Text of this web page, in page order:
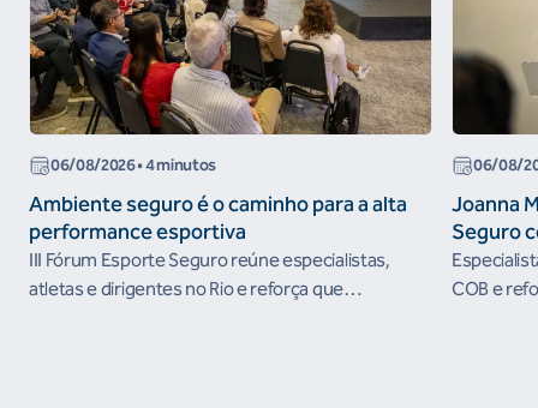
06/08/2026• 4 minutos
Ambiente seguro é o caminho para a alta
performance esportiva
III Fórum Esporte Seguro reúne especialistas,
atletas e dirigentes no Rio e reforça que
06/08/
Joanna
Seguro
COB e